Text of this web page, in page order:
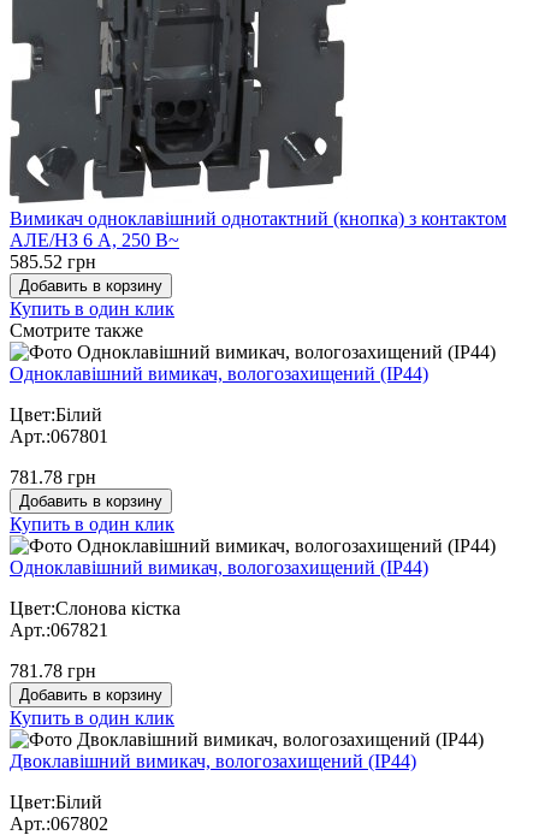
Вимикач одноклавішний однотактний (кнопка) з контактом
АЛЕ/НЗ 6 А, 250 В~
585.52 грн
Добавить в корзину
Купить в один клик
Cмотрите также
Одноклавішний вимикач, вологозахищений (IP44)
Цвет:Білий
Арт.:067801
781.78 грн
Добавить в корзину
Купить в один клик
Одноклавішний вимикач, вологозахищений (IP44)
Цвет:Слонова кістка
Арт.:067821
781.78 грн
Добавить в корзину
Купить в один клик
Двоклавішний вимикач, вологозахищений (IP44)
Цвет:Білий
Арт.:067802